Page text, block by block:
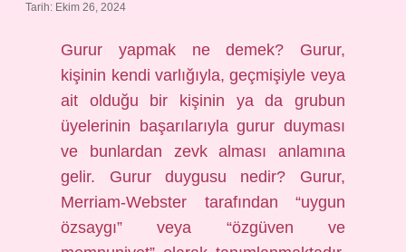
Tarih: Ekim 26, 2024
Gurur yapmak ne demek? Gurur,
kişinin kendi varlığıyla, geçmişiyle veya
ait olduğu bir kişinin ya da grubun
üyelerinin başarılarıyla gurur duyması
ve bunlardan zevk alması anlamına
gelir. Gurur duygusu nedir? Gurur,
Merriam-Webster tarafından “uygun
özsaygı” veya “özgüven ve